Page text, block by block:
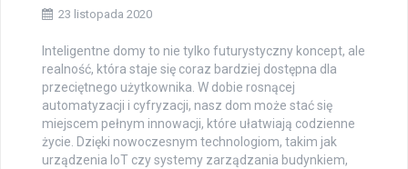
23 listopada 2020
Inteligentne domy to nie tylko futurystyczny koncept, ale
realność, która staje się coraz bardziej dostępna dla
przeciętnego użytkownika. W dobie rosnącej
automatyzacji i cyfryzacji, nasz dom może stać się
miejscem pełnym innowacji, które ułatwiają codzienne
życie. Dzięki nowoczesnym technologiom, takim jak
urządzenia IoT czy systemy zarządzania budynkiem,